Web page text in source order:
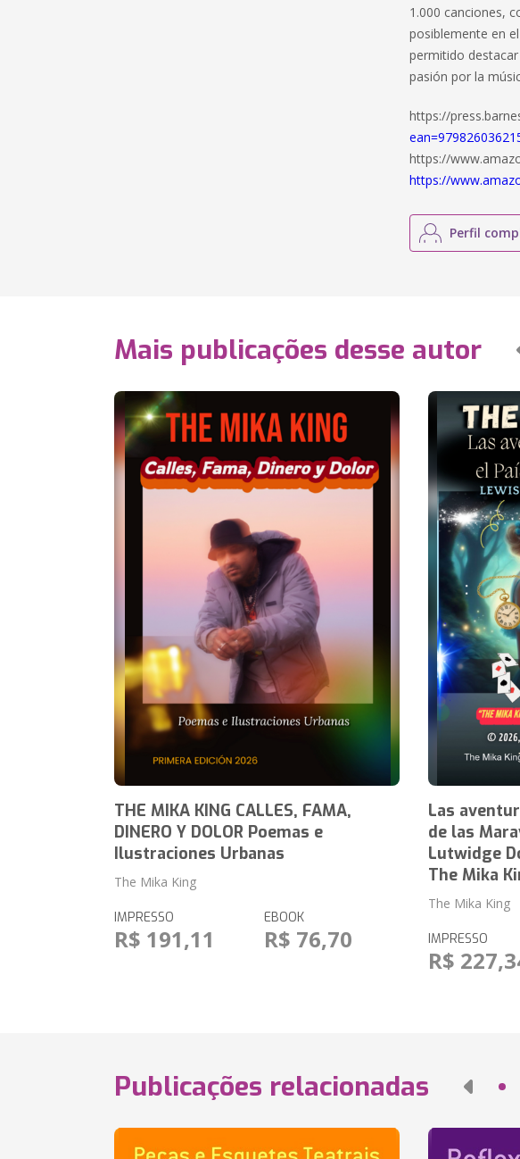
1.000 canciones,
posiblemente en
permitido
pasión por la
https://
https://
https://
Perfil
Mais publicações desse autor
THE MIKA KING CALLES, FAMA,
DINERO Y DOLOR Poemas e
Ilustraciones Urbanas
The Mika King
IMPRESSO
R$ 191,11
EBOOK
R$ 76,70
Las
de las
Lutwidge
The Mika
The Mika King
IMPRESSO
R$
Publicações relacionadas